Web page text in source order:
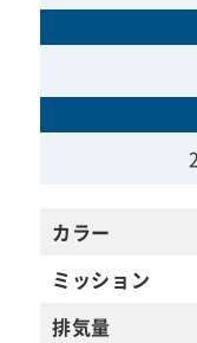
カラー
ミッション
排気量